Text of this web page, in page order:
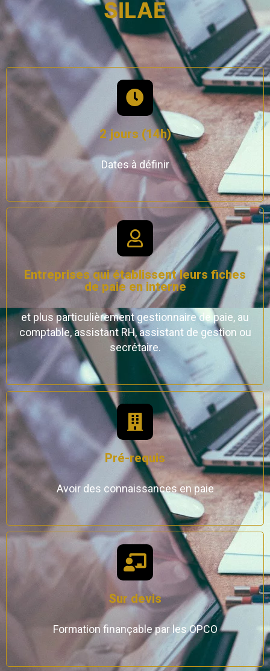
SILAE
2 jours (14h)
Dates à définir
Entreprises qui établissent leurs fiches
de paie en interne
et plus particulièrement gestionnaire de paie, au
comptable, assistant RH, assistant de gestion ou
secrétaire.
Pré-requis
Avoir des connaissances en paie
Sur devis
Formation finançable par les OPCO